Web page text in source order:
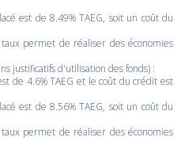
est de 8.49% TAEG, soit un coût du
permet de réaliser des économies
justificatifs d'utilisation des fonds) :
de 4.6% TAEG et le coût du crédit est
est de 8.56% TAEG, soit un coût du
permet de réaliser des économies